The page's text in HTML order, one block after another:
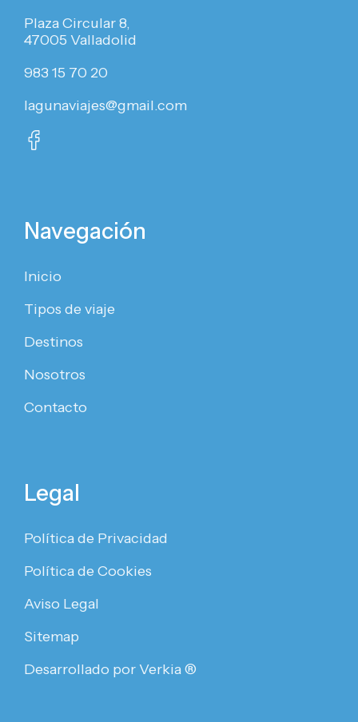
Plaza Circular 8,
47005 Valladolid
983 15 70 20
lagunaviajes@gmail.com
Navegación
Inicio
Tipos de viaje
Destinos
Nosotros
Contacto
Legal
Política de Privacidad
Política de Cookies
Aviso Legal
Sitemap
Desarrollado por Verkia ®